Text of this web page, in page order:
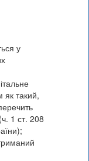
у
як такий,
1 ст. 208